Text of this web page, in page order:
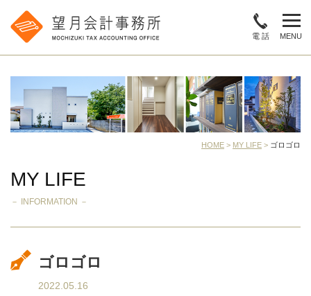
MENU
電 話
HOME > MY LIFE > ゴロゴロ
MY LIFE
－ INFORMATION －
ゴロゴロ
2022.05.16